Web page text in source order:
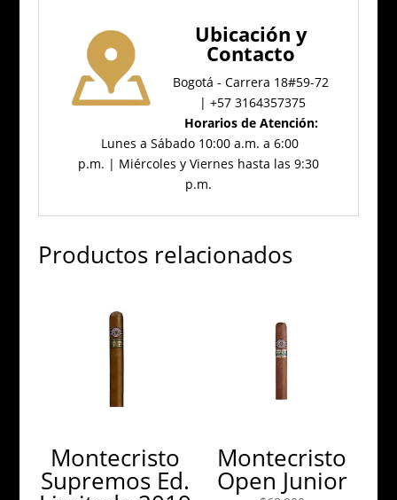
Ubicación y
Contacto
Bogotá - Carrera 18#59-72
| +57 3164357375
Horarios de Atención:
Lunes a Sábado 10:00 a.m. a 6:00
p.m. | Miércoles y Viernes hasta las 9:30
p.m.
Productos relacionados
Montecristo
Supremos Ed.
Montecristo
Open Junior